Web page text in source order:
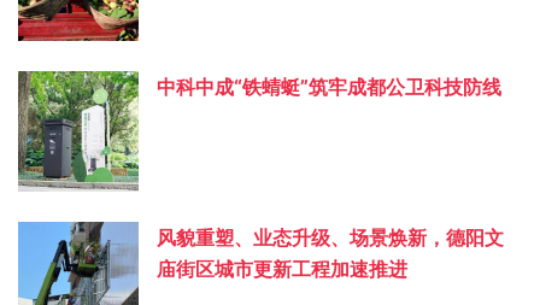
中科中成“铁蜻蜓”筑牢成都公卫科技防线
风貌重塑、业态升级、场景焕新，德阳文
庙街区城市更新工程加速推进